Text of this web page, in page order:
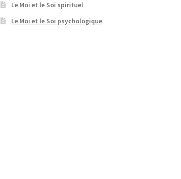
Le Moi et le Soi spirituel
Le Moi et le Soi psychologique